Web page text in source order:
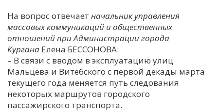
Е
И
К
С
Т
На вопрос отвечает начальник управления
массовых коммуникаций и общественных
отношений при Администрации города
Кургана Елена БЕССОНОВА:
– В связи с вводом в эксплуатацию улиц
Мальцева и Витебского с первой декады марта
текущего года меняется путь следования
некоторых маршрутов городского
пассажирского транспорта.